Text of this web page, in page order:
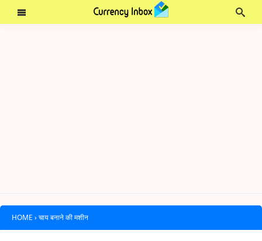
HOME › चाय बनाने की मशीन